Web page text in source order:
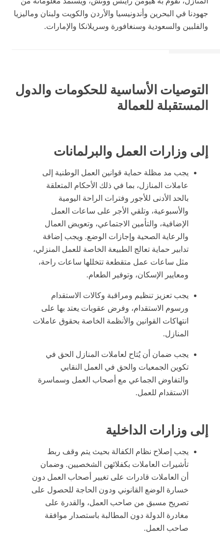
جهودنا في البحرين وأندونيسيا والأردن والكويت ولبنان وماليزيا
والفلبين والسعودية وسنغافورة وسريلانكا والإمارات.
التوصيات الأساسية للحكومات والدول
المستقبلة للعمالة
إلى وزارات العمل والبرلمانات
يجب مد مظلة حماية قوانين العمل الوطنية إلى
عاملات المنازل، بما في ذلك الأحكام المتعلقة
بالحد الأدنى للأجور وفترات الراحة اليومية
والأسبوعية، وتلقي الأجر على ساعات العمل
الإضافية، والتأمين الاجتماعي، وتعويض العمال
والرعاية الصحية وإجازات الوضع. ويجب إضافة
تدابير حماية تعالج الطبيعة الخاصة للعمل المنزلي،
مثل ساعات عمل متقطعة تتخللها ساعات راحة،
ومعايير الإسكان، وتوفير الطعام.
يجب تعزيز تنظيم ومراقبة وكالات الاستقدام
ورسوم الاستقدام، وفرض عقوبات يعتد بها على
انتهاكات القوانين والأنظمة الخاصة بحقوق عاملات
المنازل.
يجب ضمان أن يُتاح لعاملات المنازل الحق في
تكوين الجمعيات والحق في العمل النقابي
والتفاوض الجماعي مع أصحاب العمل وسماسرة
الاستقدام للعمل.
إلى وزارات الداخلية
يجب إصلاح نظام الكفالة بحيث يتم وقف ربط
تأشيرات العاملات بكفلائهن الشخصيين. وضمان
أن العاملات قادرات على تغيير أصحاب العمل دون
خسارة الوضع القانوني ودون الحاجة للحصول على
تصريح مسبق من صاحب العمل، والقدرة على
مغادرة الدولة دون المطالبة باستصدار موافقة
صاحب العمل.